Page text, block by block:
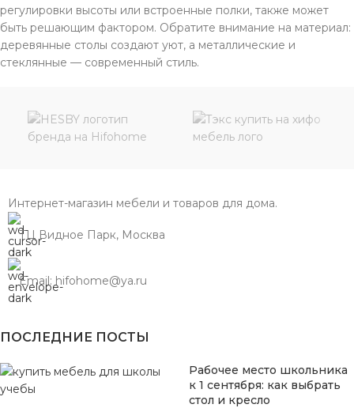
регулировки высоты или встроенные полки, также может
быть решающим фактором. Обратите внимание на материал:
деревянные столы создают уют, а металлические и
стеклянные — современный стиль.
Интернет-магазин мебели и товаров для дома.
ТЦ Видное Парк, Москва
Email: hifohome@ya.ru
ПОСЛЕДНИЕ ПОСТЫ
Рабочее место школьника
к 1 сентября: как выбрать
стол и кресло